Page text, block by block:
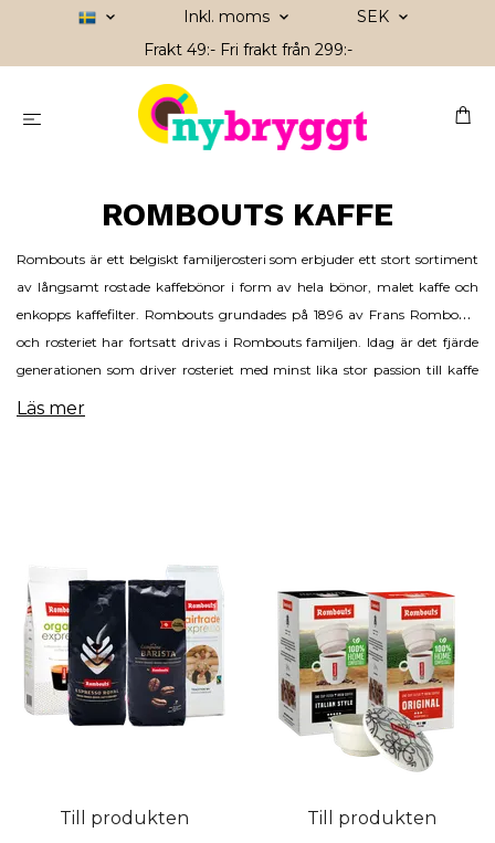
Inkl. moms
SEK
Frakt 49:- Fri frakt från 299:-
ROMBOUTS KAFFE
Rombouts är ett belgiskt familjerosteri som erbjuder ett stort sortiment
av långsamt rostade kaffebönor i form av hela bönor, malet kaffe och
enkopps kaffefilter. Rombouts grundades på 1896 av Frans Rombouts
och rosteriet har fortsatt drivas i Rombouts familjen. Idag är det fjärde
generationen som driver rosteriet med minst lika stor passion till kaffe
som Frans Rombouts hade över 100 år tillbaka.
Läs mer
Till produkten Till produkten